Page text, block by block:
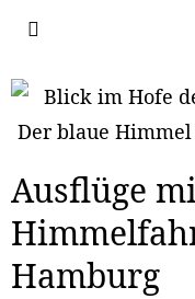
Ausflüge
Hamburg